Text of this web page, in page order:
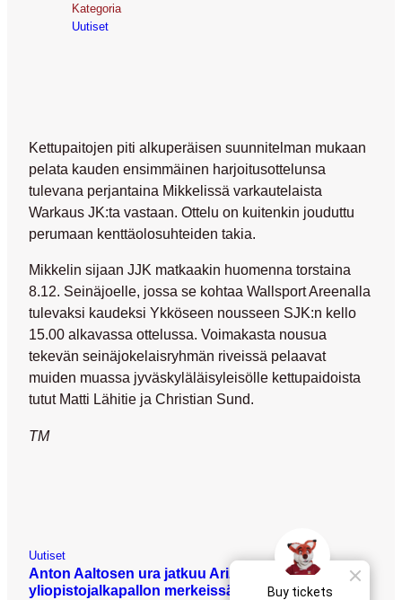
Kategoria
Uutiset
Kettupaitojen piti alkuperäisen suunnitelman mukaan
pelata kauden ensimmäinen harjoitusottelunsa
tulevana perjantaina Mikkelissä varkautelaista
Warkaus JK:ta vastaan. Ottelu on kuitenkin jouduttu
perumaan kenttäolosuhteiden takia.
Mikkelin sijaan JJK matkaakin huomenna torstaina
8.12. Seinäjoelle, jossa se kohtaa Wallsport Areenalla
tulevaksi kaudeksi Ykköseen nousseen SJK:n kello
15.00 alkavassa ottelussa. Voimakasta nousua
tekevän seinäjokelaisryhmän riveissä pelaavat
muiden muassa jyväskyläläisyleisölle kettupaidoista
tutut Matti Lähitie ja Christian Sund.
TM
Uutiset
Anton Aaltosen ura jatkuu Arizonassa
yliopistojalkapallon merkeissä